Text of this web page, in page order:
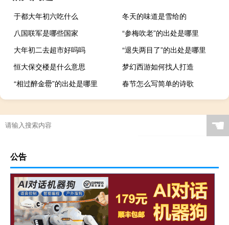
于都大年初六吃什么
冬天的味道是雪给的
八国联军是哪些国家
“参梅吹老”的出处是哪里
大年初二去超市好吗吗
“退失两目了”的出处是哪里
恒大保交楼是什么意思
梦幻西游如何找人打造
“相过醉金罍”的出处是哪里
春节怎么写简单的诗歌
☚
公告